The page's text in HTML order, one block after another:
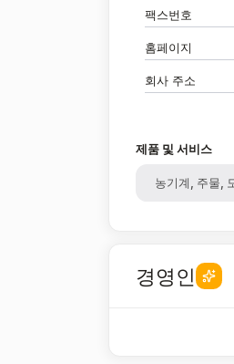
팩스번호
홈페이지
회사 주소
제품 및 서비스
농기계, 주물,
경영인